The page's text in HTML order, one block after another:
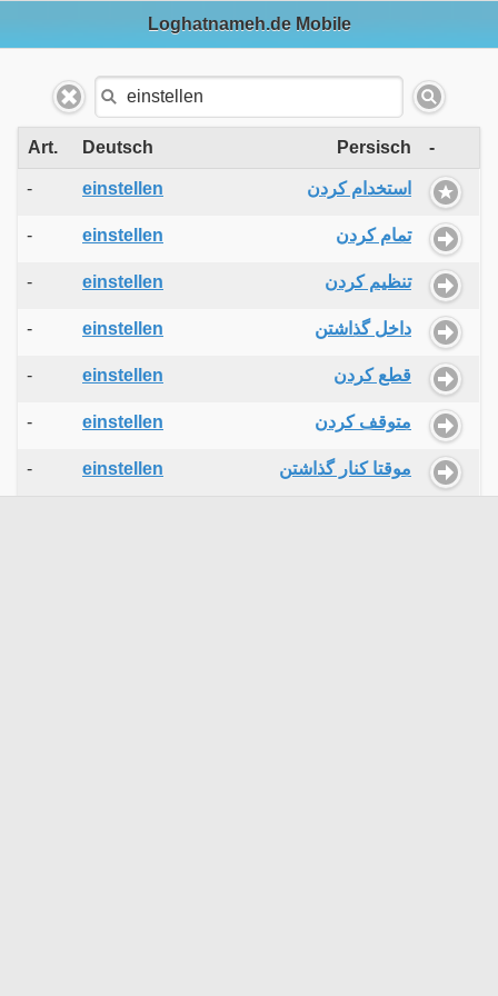
Loghatnameh.de Mobile
Art. Deutsch Persisch -
- einstellen استخدام کردن
- einstellen تمام کردن
- einstellen تنظیم کردن
- einstellen داخل گذاشتن
- einstellen قطع کردن
- einstellen متوقف کردن
- einstellen موقتا کنار گذاشتن